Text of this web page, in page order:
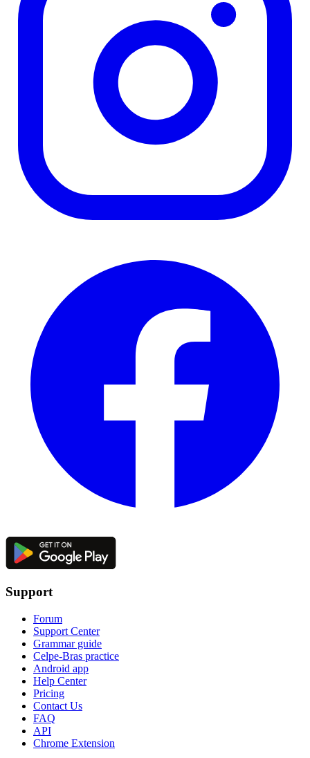
Support
Forum
Support Center
Grammar guide
Celpe-Bras practice
Android app
Help Center
Pricing
Contact Us
FAQ
API
Chrome Extension